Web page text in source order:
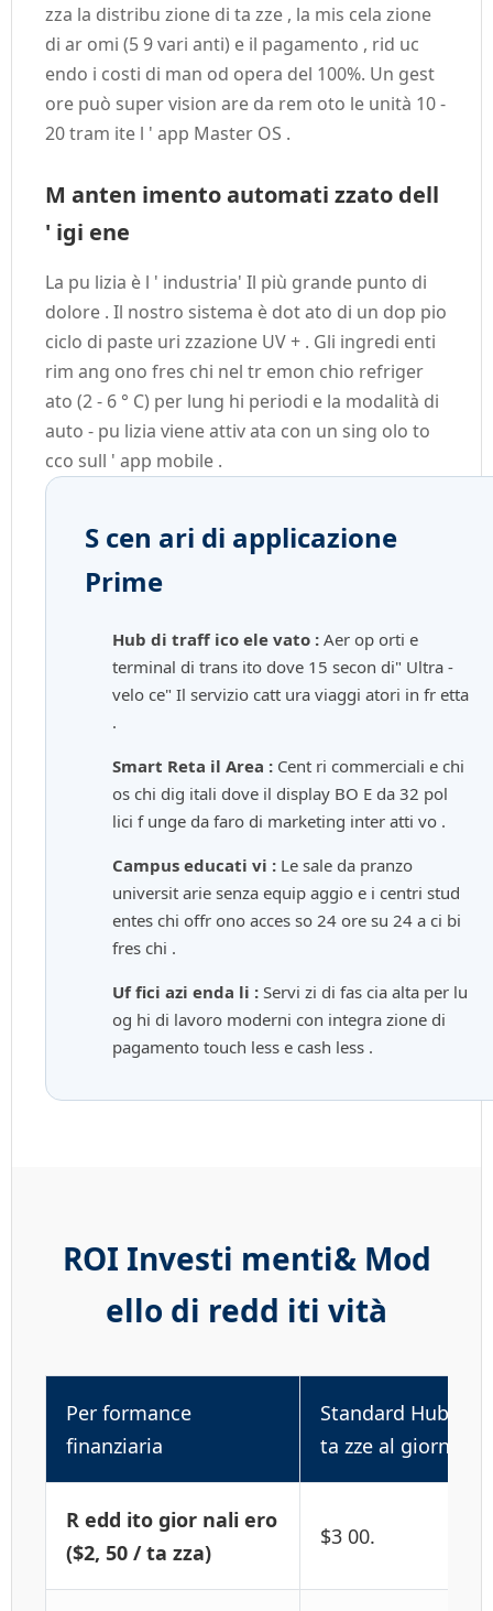
zza la distribu zione di ta zze , la mis cela zione
di ar omi (5 9 vari anti) e il pagamento , rid uc
endo i costi di man od opera del 100%. Un gest
ore può super vision are da rem oto le unità 10 -
20 tram ite l ' app Master OS .
M anten imento automati zzato dell
' igi ene
La pu lizia è l ' industria' Il più grande punto di
dolore . Il nostro sistema è dot ato di un dop pio
ciclo di paste uri zzazione UV + . Gli ingredi enti
rim ang ono fres chi nel tr emon chio refriger
ato (2 - 6 ° C) per lung hi periodi e la modalità di
auto - pu lizia viene attiv ata con un sing olo to
cco sull ' app mobile .
S cen ari di applicazione
Prime
Hub di traff ico ele vato : Aer op orti e
terminal di trans ito dove 15 secon di" Ultra -
velo ce" Il servizio catt ura viaggi atori in fr etta
.
Smart Reta il Area : Cent ri commerciali e chi
os chi dig itali dove il display BO E da 32 pol
lici f unge da faro di marketing inter atti vo .
Campus educati vi : Le sale da pranzo
universit arie senza equip aggio e i centri stud
entes chi offr ono acces so 24 ore su 24 a ci bi
fres chi .
Uf fici azi enda li : Servi zi di fas cia alta per lu
og hi di lavoro moderni con integra zione di
pagamento touch less e cash less .
ROI Investi menti& Mod
ello di redd iti vità
Per formance
finanziaria
Standard Hub (1
ta zze al giorno)
R edd ito gior nali ero
($2, 50 / ta zza)
$3 00.